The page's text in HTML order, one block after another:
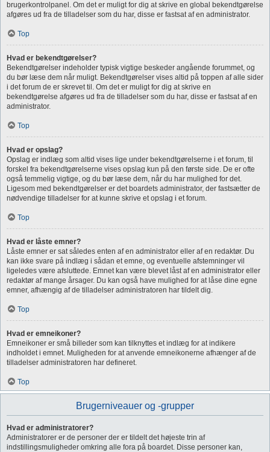
brugerkontrolpanel. Om det er muligt for dig at skrive en global bekendtgørelse
afgøres ud fra de tilladelser som du har, disse er fastsat af en administrator.
Top
Hvad er bekendtgørelser?
Bekendtgørelser indeholder typisk vigtige beskeder angående forummet, og
du bør læse dem når muligt. Bekendtgørelser vises altid på toppen af alle sider
i det forum de er skrevet til. Om det er muligt for dig at skrive en
bekendtgørelse afgøres ud fra de tilladelser som du har, disse er fastsat af en
administrator.
Top
Hvad er opslag?
Opslag er indlæg som altid vises lige under bekendtgørelserne i et forum, til
forskel fra bekendtgørelserne vises opslag kun på den første side. De er ofte
også temmelig vigtige, og du bør læse dem, når du har mulighed for det.
Ligesom med bekendtgørelser er det boardets administrator, der fastsætter de
nødvendige tilladelser for at kunne skrive et opslag i et forum.
Top
Hvad er låste emner?
Låste emner er sat således enten af en administrator eller af en redaktør. Du
kan ikke svare på indlæg i sådan et emne, og eventuelle afstemninger vil
ligeledes være afsluttede. Emnet kan være blevet låst af en administrator eller
redaktør af mange årsager. Du kan også have mulighed for at låse dine egne
emner, afhængig af de tilladelser administratoren har tildelt dig.
Top
Hvad er emneikoner?
Emneikoner er små billeder som kan tilknyttes et indlæg for at indikere
indholdet i emnet. Muligheden for at anvende emneikonerne afhænger af de
tilladelser administratoren har defineret.
Top
Brugerniveauer og -grupper
Hvad er administratorer?
Administratorer er de personer der er tildelt det højeste trin af
indstillingsmuligheder omkring alle fora på boardet. Disse personer kan,